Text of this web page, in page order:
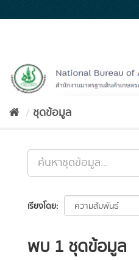
to
ชุดข้อมูล
เรียงโดย
พบ 1 ชุดข้อมูล